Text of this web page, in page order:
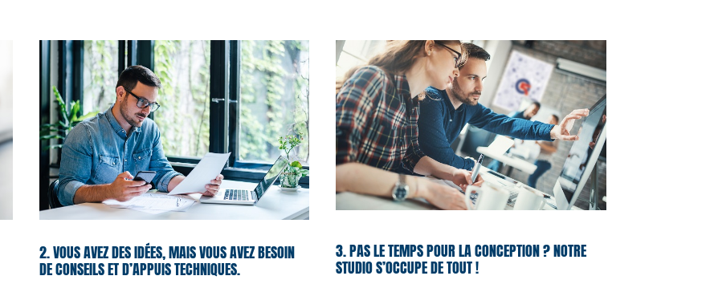
2. VOUS AVEZ DES IDÉES, MAIS VOUS AVEZ BESOIN
DE CONSEILS ET D’APPUIS TECHNIQUES.
3. PAS LE TEMPS POUR LA CONCEPTION ? NOTRE
STUDIO S’OCCUPE DE TOUT !